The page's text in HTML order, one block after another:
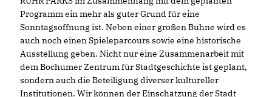
Programm ein mehr als guter Grund für eine
Sonntagsöffnung ist. Neben einer großen Bühne wird es
auch noch einen Spieleparcours sowie eine historische
Ausstellung geben. Nicht nur eine Zusammenarbeit mit
dem Bochumer Zentrum für Stadtgeschichte ist geplant,
sondern auch die Beteiligung diverser kultureller
Institutionen. Wir können der Einschätzung der Stadt